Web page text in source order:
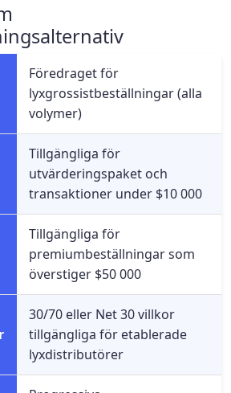
Föredraget för
lyxgrossistbeställningar (alla
volymer)
Tillgängliga för
utvärderingspaket och
transaktioner under $10 000
Tillgängliga för
premiumbeställningar som
överstiger $50 000
30/70 eller Net 30 villkor
tillgängliga för etablerade
lyxdistributörer